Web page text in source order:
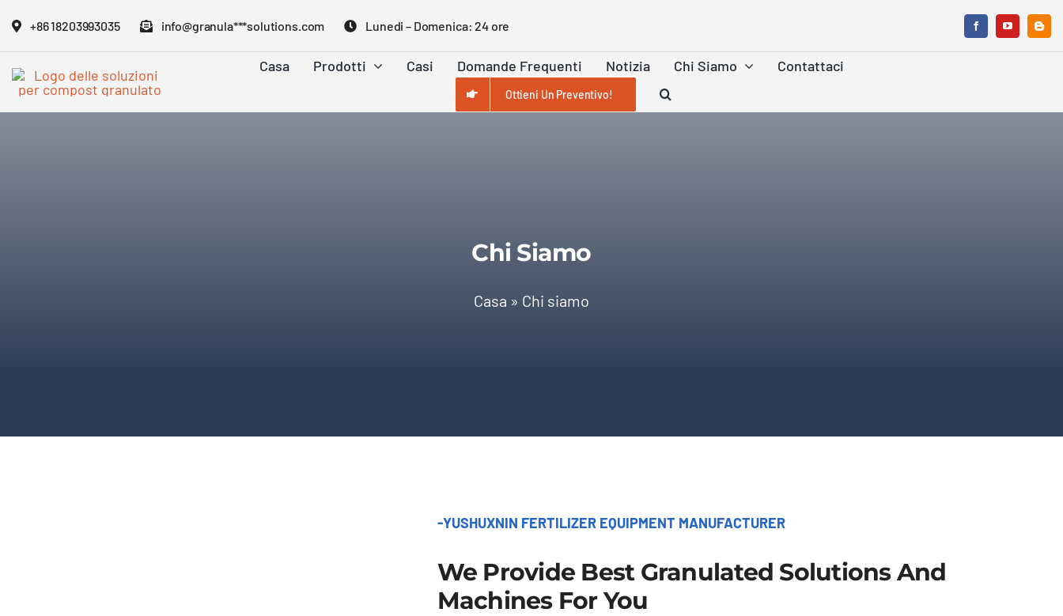
+86 18203993035 info@granula***solutions.com Lunedi – Domenica: 24 ore
Casa Prodotti Casi Domande Frequenti Notizia Chi Siamo Contattaci
Ottieni Un Preventivo!
Chi Siamo
Casa » Chi siamo
-YUSHUXNIN FERTILIZER EQUIPMENT MANUFACTURER
We Provide Best Granulated Solutions And
Machines For You